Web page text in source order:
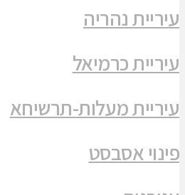
עיריית נהריה
עיריית כרמיאל
עיריית מעלות-תרשיחא
פינוי אסבסט